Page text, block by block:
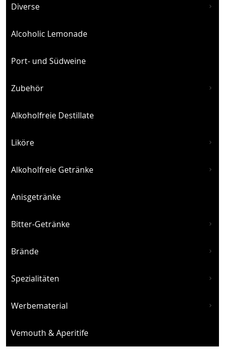
Diverse
Alcoholic Lemonade
Port- und Südweine
Zubehör
Alkoholfreie Destillate
Liköre
Alkoholfreie Getränke
Anisgetränke
Bitter-Getränke
Brände
Spezialitäten
Werbematerial
Vemouth & Aperitife